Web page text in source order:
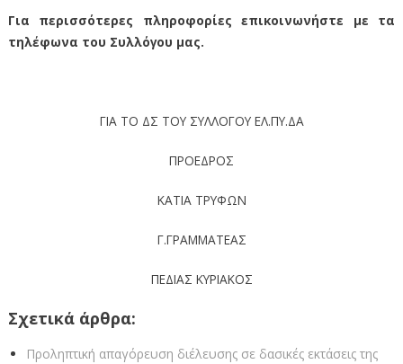
Για περισσότερες πληροφορίες επικοινωνήστε με τα
τηλέφωνα του Συλλόγου μας.
ΓΙΑ ΤΟ ΔΣ ΤΟΥ ΣΥΛΛΟΓΟΥ ΕΛ.ΠΥ.ΔΑ
ΠΡΟΕΔΡΟΣ
ΚΑΤΙΑ ΤΡΥΦΩΝ
Γ.ΓΡΑΜΜΑΤΕΑΣ
ΠΕΔΙΑΣ ΚΥΡΙΑΚΟΣ
Σχετικά άρθρα:
Προληπτική απαγόρευση διέλευσης σε δασικές εκτάσεις της